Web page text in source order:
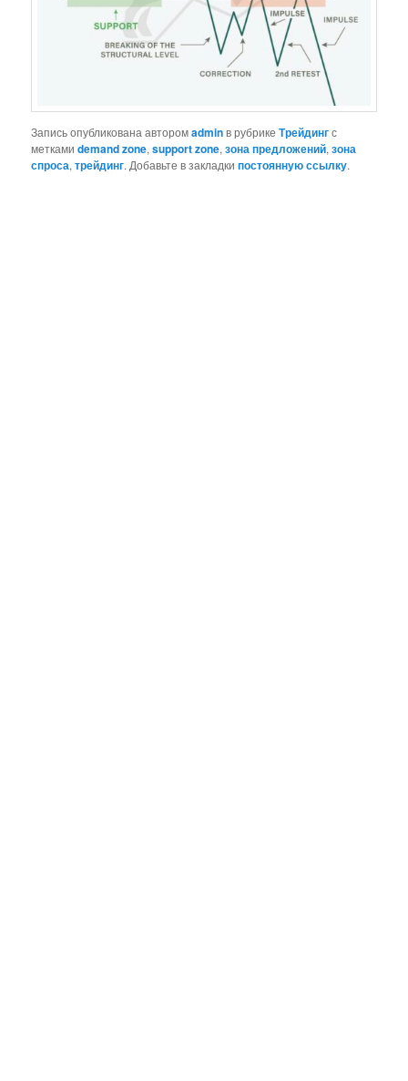
Запись опубликована авторомadminв рубрикеТрейдингс
меткамиdemand zone,support zone,зона предложений,зона
спроса,трейдинг. Добавьте в закладкипостоянную ссылку.